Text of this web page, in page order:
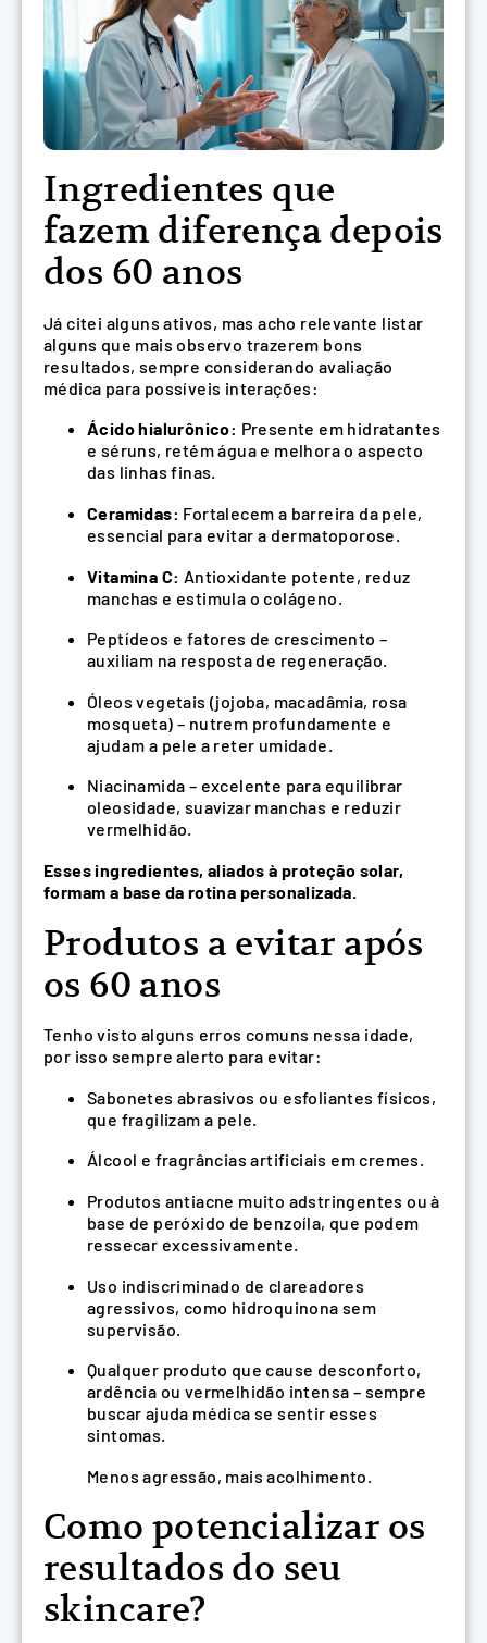
Ingredientes que
fazem diferença depois
dos 60 anos
Já citei alguns ativos, mas acho relevante listar
alguns que mais observo trazerem bons
resultados, sempre considerando avaliação
médica para possíveis interações:
Ácido hialurônico: Presente em hidratantes
e séruns, retém água e melhora o aspecto
das linhas finas.
Ceramidas: Fortalecem a barreira da pele,
essencial para evitar a dermatoporose.
Vitamina C: Antioxidante potente, reduz
manchas e estimula o colágeno.
Peptídeos e fatores de crescimento –
auxiliam na resposta de regeneração.
Óleos vegetais (jojoba, macadâmia, rosa
mosqueta) – nutrem profundamente e
ajudam a pele a reter umidade.
Niacinamida – excelente para equilibrar
oleosidade, suavizar manchas e reduzir
vermelhidão.
Esses ingredientes, aliados à proteção solar,
formam a base da rotina personalizada.
Produtos a evitar após
os 60 anos
Tenho visto alguns erros comuns nessa idade,
por isso sempre alerto para evitar:
Sabonetes abrasivos ou esfoliantes físicos,
que fragilizam a pele.
Álcool e fragrâncias artificiais em cremes.
Produtos antiacne muito adstringentes ou à
base de peróxido de benzoíla, que podem
ressecar excessivamente.
Uso indiscriminado de clareadores
agressivos, como hidroquinona sem
supervisão.
Qualquer produto que cause desconforto,
ardência ou vermelhidão intensa – sempre
buscar ajuda médica se sentir esses
sintomas.
Menos agressão, mais acolhimento.
Como potencializar os
resultados do seu
skincare?